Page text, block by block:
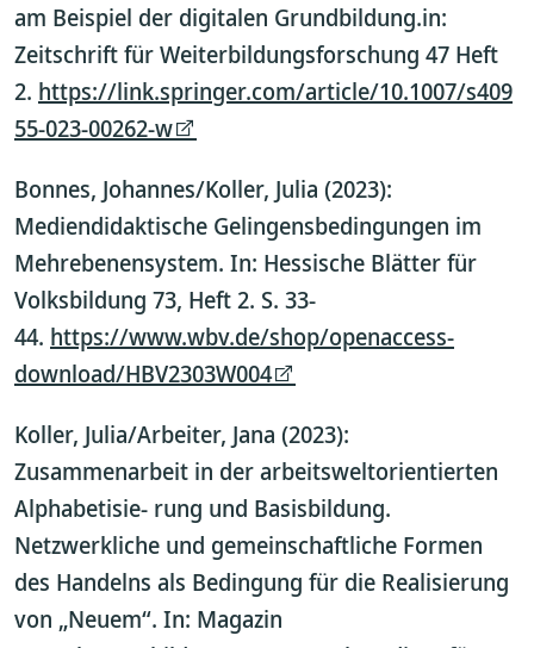
am Beispiel der digitalen Grundbildung.in:
Zeitschrift für Weiterbildungsforschung 47 Heft
2. https://link.springer.com/article/10.1007/s409
55-023-00262-w
Bonnes, Johannes/Koller, Julia (2023):
Mediendidaktische Gelingensbedingungen im
Mehrebenensystem. In: Hessische Blätter für
Volksbildung 73, Heft 2. S. 33-
44. https://www.wbv.de/shop/openaccess-
download/HBV2303W004
Koller, Julia/Arbeiter, Jana (2023):
Zusammenarbeit in der arbeitsweltorientierten
Alphabetisie- rung und Basisbildung.
Netzwerkliche und gemeinschaftliche Formen
des Handelns als Bedingung für die Realisierung
von „Neuem“. In: Magazin